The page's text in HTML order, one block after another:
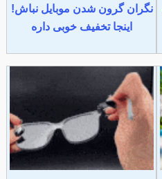
نگران گرون شدن موبایل نباش!
اینجا تخفیف خوبی داره